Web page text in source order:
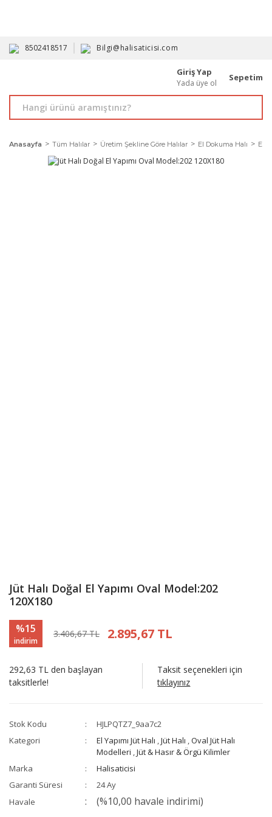
8502418517 Bilgi@halisaticisi.com
Giriş Yap
Yada üye ol
Sepetim
Anasayfa Tüm Halılar Üretim Şekline Göre Halılar El Dokuma Halı El
Jüt Halı Doğal El Yapımı Oval Model:202
120X180
%15
indirim
3.406,67 TL 2.895,67 TL
292,63 TL den başlayan
taksitlerle!
Taksit seçenekleri için
tıklayınız
Stok Kodu
HJLPQTZ7_9aa7c2
Kategori
El Yapımı Jüt Halı ,Jüt Halı ,Oval Jüt Halı
Modelleri ,Jüt & Hasır & Örgü Kilimler
Marka
Halisaticisi
Garanti Süresi
24 Ay
Havale
(%10,00 havale indirimi)